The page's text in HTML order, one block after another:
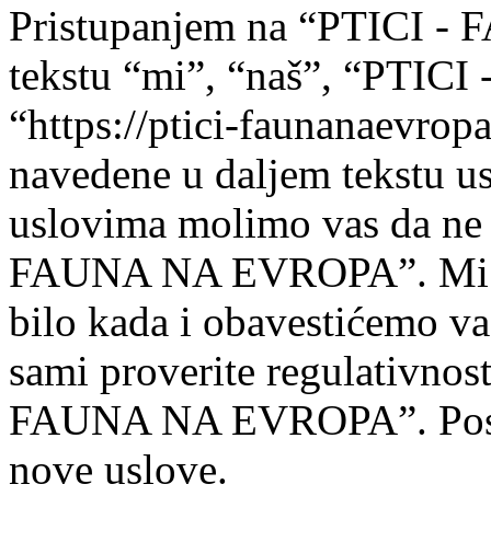
Pristupanjem na “PTICI -
tekstu “mi”, “naš”,
“https://ptici-
navedene u daljem tekstu
uslovima molimo vas da
FAUNA NA EVROPA”.
bilo kada i obavestićemo
sami proverite
FAUNA NA EVROPA”.
nove uslove.